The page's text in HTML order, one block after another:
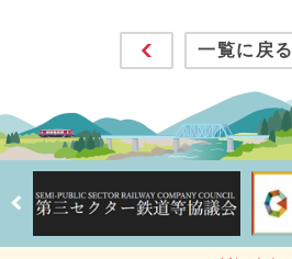
一覧に戻る